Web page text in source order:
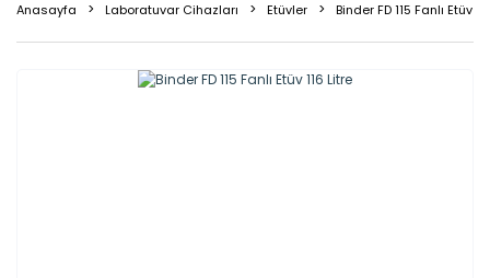
Anasayfa Laboratuvar Cihazları Etüvler Binder FD 115 Fanlı Etüv